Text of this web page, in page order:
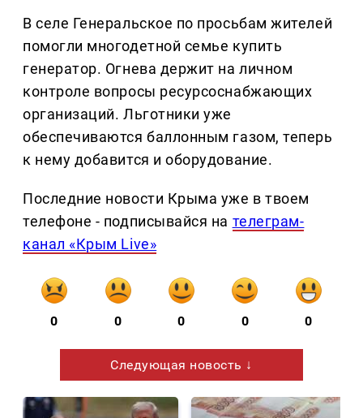
В селе Генеральское по просьбам жителей
помогли многодетной семье купить
генератор. Огнева держит на личном
контроле вопросы ресурсоснабжающих
организаций. Льготники уже
обеспечиваются баллонным газом, теперь
к нему добавится и оборудование.
Последние новости Крыма уже в твоем
телефоне - подписывайся на телеграм-
канал «Крым Live»
0 0 0 0 0
Следующая новость ↓